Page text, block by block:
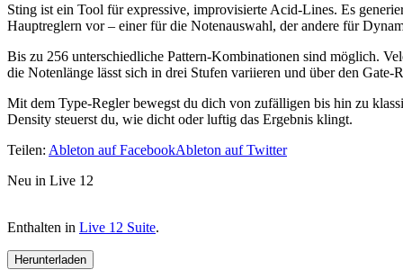
Sting ist ein Tool für expressive, improvisierte Acid-Lines. Es
Hauptreglern vor – einer für die Notenauswahl, der andere für
Bis zu 256 unterschiedliche Pattern-Kombinationen sind möglich.
die Notenlänge lässt sich in drei Stufen variieren und über den Gate-
Mit dem Type-Regler bewegst du dich von zufälligen bis hin zu
Density steuerst du, wie dicht oder luftig das Ergebnis klingt.
Teilen: Ableton auf FacebookAbleton auf Twitter
Neu in Live 12
Enthalten in Live 12 Suite.
Herunterladen